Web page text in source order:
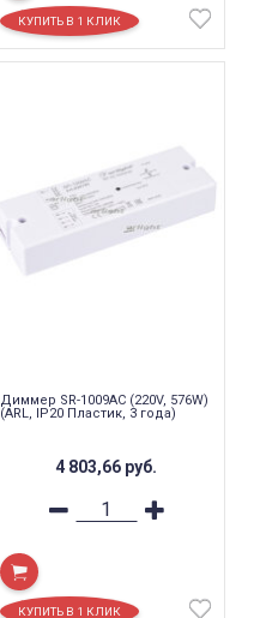
Диммер SR-1009AC (220V, 576W)
(ARL, IP20 Пластик, 3 года)
4 803,66 руб.